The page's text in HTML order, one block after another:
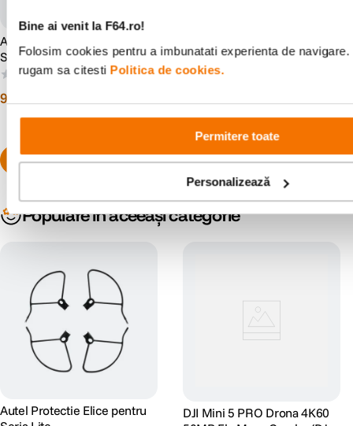
Bine ai venit la F64.ro!
Folosim cookies pentru a imbunatati experienta de
rugam sa citesti Politica de cookies.
Permitere toate
Personalizează
GPS Da
Dimensiuni 28.8 x 26.6 x 14.2 cm
TELECOMANDA:
Distanta
telecomanda
GIMBAL:
Numar axe 3
ALIMENTARE SI INCARCARE:
Autel Protectie Elice pentru
Seria Lite
(0)
9
EVO Lite+ 1 an
Populare în aceeași categorie
Autel Protectie Elice pentru
DJI Mini 5 PRO Drona 4K60